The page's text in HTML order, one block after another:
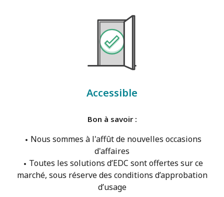
Accessible
Bon à savoir :
Nous sommes à l'affût de nouvelles occasions
d'affaires
Toutes les solutions d’EDC sont offertes sur ce
marché, sous réserve des conditions d’approbation
d’usage